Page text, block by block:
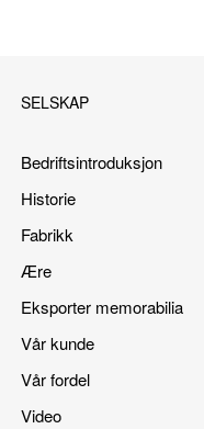
SELSKAP
Bedriftsintroduksjon
Historie
Fabrikk
Ære
Eksporter memorabilia
Vår kunde
Vår fordel
Video